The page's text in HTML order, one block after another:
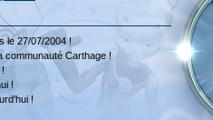
le 27/07/2004 !
communauté Carthage !
!
!